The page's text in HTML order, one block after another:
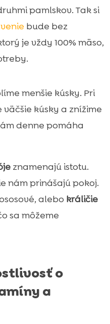
pamlskov. Tak si
bude bez
je vždy 100% mäso,
menšie kúsky. Pri
kúsky a znížime
denne pomáha
znamenajú istotu.
nám prinášajú pokoj.
alebo králičie
sa môžeme
o
a